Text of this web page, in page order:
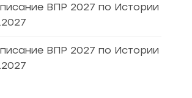
ВПР 2027 по Истории
ВПР 2027 по Истории